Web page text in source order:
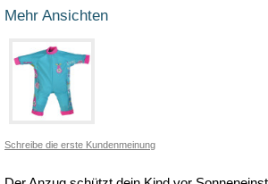
Mehr Ansichten
Schreibe die erste Kundenmeinung